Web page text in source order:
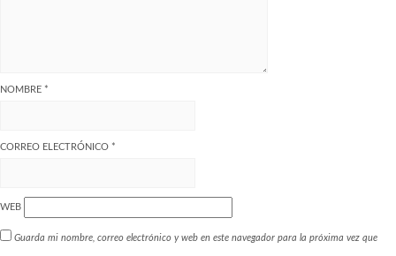
NOMBRE *
CORREO ELECTRÓNICO *
WEB
Guarda mi nombre, correo electrónico y web en este navegador para la próxima vez que